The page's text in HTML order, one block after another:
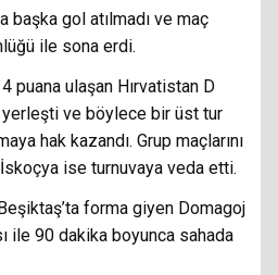
başka gol atılmadı ve maç
ile sona erdi.
puana ulaşan Hırvatistan D
yerleşti ve böylece bir üst tur
hak kazandı. Grup maçlarını
ise turnuvaya veda etti.
forma giyen Domagoj
ile 90 dakika boyunca sahada